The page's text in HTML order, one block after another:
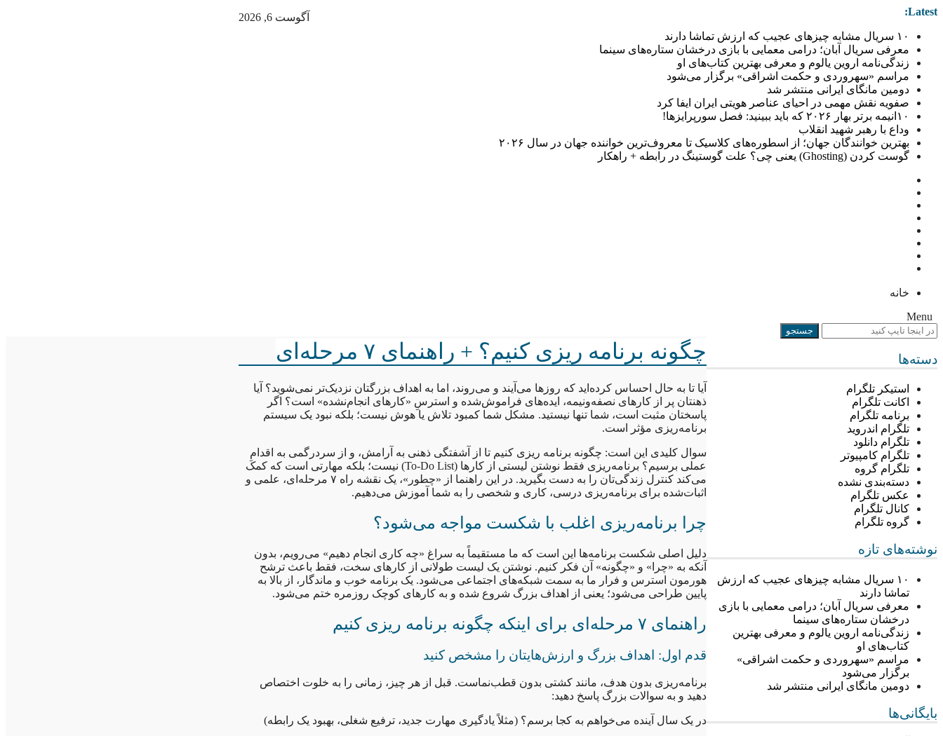
آگوست 6, 2026 Latest:
۱۰ سریال مشابه چیزهای عجیب که ارزش تماشا دارند
معرفی سریال آبان؛ درامی معمایی با بازی درخشان ستاره‌های سینما
زندگی‌نامه اروین یالوم و معرفی بهترین کتاب‌های او
مراسم «سهروردی و حکمت اشراقی» برگزار می‌شود
دومین مانگای ایرانی منتشر شد
صفویه نقش مهمی در احیای عناصر هویتی ایران ایفا کرد
۱۰انیمه برتر بهار ۲۰۲۶ که باید ببینید: فصل سورپرایزها!
وداع با رهبر شهید انقلاب
بهترین خوانندگان جهان؛ از اسطوره‌های کلاسیک تا معروف‌ترین خواننده جهان در سال ۲۰۲۶
گوست کردن (Ghosting) یعنی چی؟ علت گوستینگ در رابطه + راهکار
خانه
Menu
دسته‌ها
استیکر تلگرام
اکانت تلگرام
برنامه تلگرام
تلگرام اندروید
تلگرام دانلود
تلگرام کامپیوتر
تلگرام گروه
دسته‌بندی نشده
عکس تلگرام
کانال تلگرام
گروه تلگرام
نوشته‌های تازه
۱۰ سریال مشابه چیزهای عجیب که ارزش
تماشا دارند
معرفی سریال آبان؛ درامی معمایی با بازی
درخشان ستاره‌های سینما
زندگی‌نامه اروین یالوم و معرفی بهترین
کتاب‌های او
مراسم «سهروردی و حکمت اشراقی»
برگزار می‌شود
دومین مانگای ایرانی منتشر شد
بایگانی‌ها
چگونه برنامه‌ ریزی کنیم؟ + راهنمای ۷ مرحله‌ای
آیا تا به حال احساس کرده‌اید که روزها می‌آیند و می‌روند، اما به اهداف بزرگتان نزدیک‌تر نمی‌شوید؟ آیا
ذهنتان پر از کارهای نصفه‌ونیمه، ایده‌های فراموش‌شده و استرسِ «کارهای انجام‌نشده» است؟ اگر
پاسختان مثبت است، شما تنها نیستید. مشکل شما کمبود تلاش یا هوش نیست؛ بلکه نبود یک سیستم
برنامه‌ریزی مؤثر است.
سوال کلیدی این است: چگونه برنامه ریزی کنیم تا از آشفتگی ذهنی به آرامش، و از سردرگمی به اقدامِ
عملی برسیم؟ برنامه‌ریزی فقط نوشتن لیستی از کارها (To-Do List) نیست؛ بلکه مهارتی است که کمک
می‌کند کنترل زندگی‌تان را به دست بگیرید. در این راهنما از «چطور»، یک نقشه راه ۷ مرحله‌ای، علمی و
اثبات‌شده برای برنامه‌ریزی درسی، کاری و شخصی را به شما آموزش می‌دهیم.
چرا برنامه‌ریزی اغلب با شکست مواجه می‌شود؟
دلیل اصلی شکست برنامه‌ها این است که ما مستقیماً به سراغ «چه کاری انجام دهیم» می‌رویم، بدون
آنکه به «چرا» و «چگونه» آن فکر کنیم. نوشتن یک لیست طولانی از کارهای سخت، فقط باعث ترشح
هورمون استرس و فرار ما به سمت شبکه‌های اجتماعی می‌شود. یک برنامه خوب و ماندگار، از بالا به
پایین طراحی می‌شود؛ یعنی از اهداف بزرگ شروع شده و به کارهای کوچک روزمره ختم می‌شود.
راهنمای ۷ مرحله‌ای برای اینکه چگونه برنامه ریزی کنیم
قدم اول: اهداف بزرگ و ارزش‌هایتان را مشخص کنید
برنامه‌ریزی بدون هدف، مانند کشتی بدون قطب‌نماست. قبل از هر چیز، زمانی را به خلوت اختصاص
دهید و به سوالات بزرگ پاسخ دهید:
در یک سال آینده می‌خواهم به کجا برسم؟ (مثلاً یادگیری مهارت جدید، ترفیع شغلی، بهبود یک رابطه)